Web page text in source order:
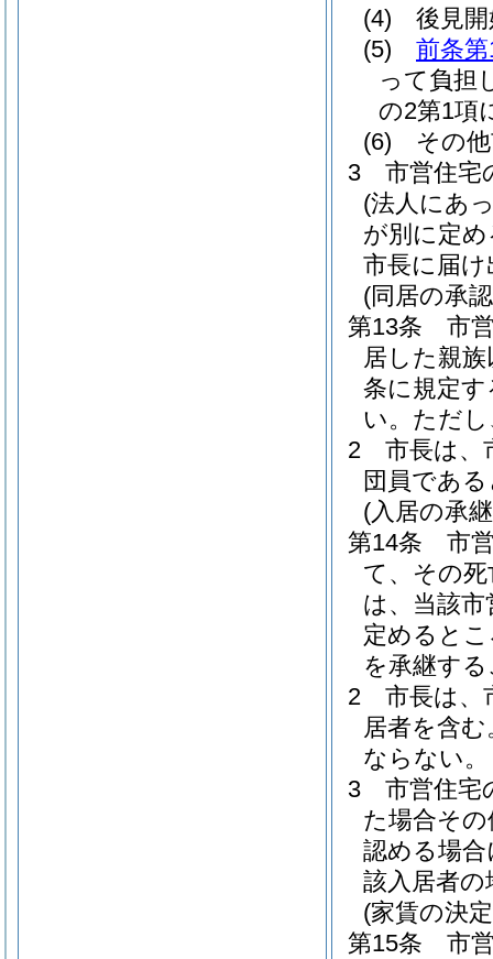
(4)
後見
(5)
前条
って負担
の2第1項
(6)
その
3
市営住宅
(法人にあ
が別に定
市長に届
(同居の承
第13条
市
居した親
条に規定
い。 ただ
2
市長は、
団員であ
(入居の承
第14条
市
て、その
は、当該
定めると
を承継す
2
市長は、
居者を含む
ならない。
3
市営住宅
た場合そ
認める場
該入居者
(家賃の決
第15条
市